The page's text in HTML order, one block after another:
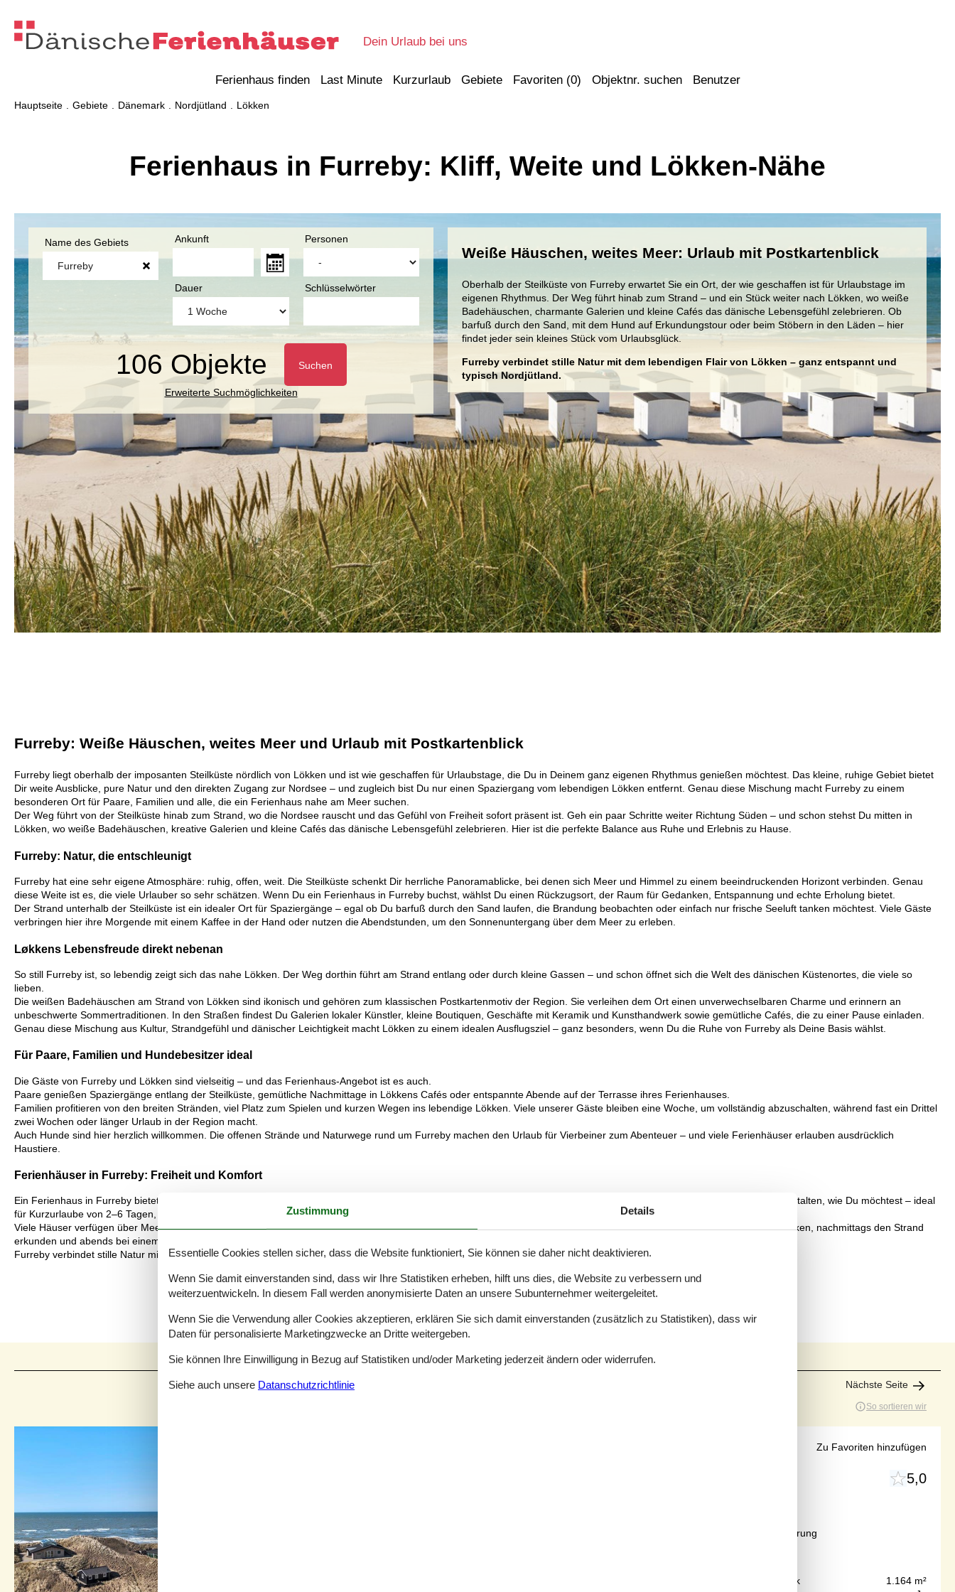
Dein Urlaub bei uns
Ferienhaus finden Last Minute Kurzurlaub Gebiete Favoriten (0) Objektnr. suchen Benutzer
Hauptseite Gebiete Dänemark Nordjütland Lökken
Ferienhaus in Furreby: Kliff, Weite und Lökken-Nähe
Weiße Häuschen, weites Meer: Urlaub mit Postkartenblick
Oberhalb der Steilküste von Furreby erwartet Sie ein Ort, der wie geschaffen ist für Urlaubstage im
eigenen Rhythmus. Der Weg führt hinab zum Strand – und ein Stück weiter nach Lökken, wo weiße
Badehäuschen, charmante Galerien und kleine Cafés das dänische Lebensgefühl zelebrieren. Ob
barfuß durch den Sand, mit dem Hund auf Erkundungstour oder beim Stöbern in den Läden – hier
findet jeder sein kleines Stück vom Urlaubsglück.
Furreby verbindet stille Natur mit dem lebendigen Flair von Lökken – ganz entspannt und
typisch Nordjütland.
Name des Gebiets Ankunft
Dauer
Personen
Schlüsselwörter
106 Objekte Suchen
Erweiterte Suchmöglichkeiten
Furreby: Weiße Häuschen, weites Meer und Urlaub mit Postkartenblick
Furreby liegt oberhalb der imposanten Steilküste nördlich von Lökken und ist wie geschaffen für Urlaubstage, die Du in Deinem ganz eigenen Rhythmus genießen möchtest. Das kleine, ruhige Gebiet bietet
Dir weite Ausblicke, pure Natur und den direkten Zugang zur Nordsee – und zugleich bist Du nur einen Spaziergang vom lebendigen Lökken entfernt. Genau diese Mischung macht Furreby zu einem
besonderen Ort für Paare, Familien und alle, die ein Ferienhaus nahe am Meer suchen.
Der Weg führt von der Steilküste hinab zum Strand, wo die Nordsee rauscht und das Gefühl von Freiheit sofort präsent ist. Geh ein paar Schritte weiter Richtung Süden – und schon stehst Du mitten in
Lökken, wo weiße Badehäuschen, kreative Galerien und kleine Cafés das dänische Lebensgefühl zelebrieren. Hier ist die perfekte Balance aus Ruhe und Erlebnis zu Hause.
Furreby: Natur, die entschleunigt
Furreby hat eine sehr eigene Atmosphäre: ruhig, offen, weit. Die Steilküste schenkt Dir herrliche Panoramablicke, bei denen sich Meer und Himmel zu einem beeindruckenden Horizont verbinden. Genau
diese Weite ist es, die viele Urlauber so sehr schätzen. Wenn Du ein Ferienhaus in Furreby buchst, wählst Du einen Rückzugsort, der Raum für Gedanken, Entspannung und echte Erholung bietet.
Der Strand unterhalb der Steilküste ist ein idealer Ort für Spaziergänge – egal ob Du barfuß durch den Sand laufen, die Brandung beobachten oder einfach nur frische Seeluft tanken möchtest. Viele Gäste
verbringen hier ihre Morgende mit einem Kaffee in der Hand oder nutzen die Abendstunden, um den Sonnenuntergang über dem Meer zu erleben.
Løkkens Lebensfreude direkt nebenan
So still Furreby ist, so lebendig zeigt sich das nahe Lökken. Der Weg dorthin führt am Strand entlang oder durch kleine Gassen – und schon öffnet sich die Welt des dänischen Küstenortes, die viele so
lieben.
Die weißen Badehäuschen am Strand von Lökken sind ikonisch und gehören zum klassischen Postkartenmotiv der Region. Sie verleihen dem Ort einen unverwechselbaren Charme und erinnern an
unbeschwerte Sommertraditionen. In den Straßen findest Du Galerien lokaler Künstler, kleine Boutiquen, Geschäfte mit Keramik und Kunsthandwerk sowie gemütliche Cafés, die zu einer Pause einladen.
Genau diese Mischung aus Kultur, Strandgefühl und dänischer Leichtigkeit macht Lökken zu einem idealen Ausflugsziel – ganz besonders, wenn Du die Ruhe von Furreby als Deine Basis wählst.
Für Paare, Familien und Hundebesitzer ideal
Die Gäste von Furreby und Lökken sind vielseitig – und das Ferienhaus-Angebot ist es auch.
Paare genießen Spaziergänge entlang der Steilküste, gemütliche Nachmittage in Lökkens Cafés oder entspannte Abende auf der Terrasse ihres Ferienhauses.
Familien profitieren von den breiten Stränden, viel Platz zum Spielen und kurzen Wegen ins lebendige Lökken. Viele unserer Gäste bleiben eine Woche, um vollständig abzuschalten, während fast ein Drittel
zwei Wochen oder länger Urlaub in der Region macht.
Auch Hunde sind hier herzlich willkommen. Die offenen Strände und Naturwege rund um Furreby machen den Urlaub für Vierbeiner zum Abenteuer – und viele Ferienhäuser erlauben ausdrücklich
Haustiere.
Ferienhäuser in Furreby: Freiheit und Komfort
Ein Ferienhaus in Furreby bietet Dir den perfekten Mix aus Ruhe, Komfort und Nähe zu den Highlights der Region. Du hast viel Platz, Privatsphäre und kannst Deinen Tag gestalten, wie Du möchtest – ideal
für Kurzurlaube von 2–6 Tagen, aber genauso für Aufenthalte von ein oder zwei Wochen.
Viele Häuser verfügen über Meerblick, Terrassen in den Dünen oder gemütliche Wohnbereiche, die zum Entspannen einladen. Hier kannst Du morgens in aller Ruhe frühstücken, nachmittags den Strand
erkunden und abends bei einem Glas Wein die Stille des Nordjütlands genießen.
Furreby verbindet stille Natur mit dem lebendigen Flair von Lökken – ganz entspannt und typisch Nordjütland.
Sortieren nach:
Nächste Seite
So sortieren wir
5,0
Inkl. Endreinigung und Versicherung
Grundstück
1.164 m²
Zu Favoriten hinzufügen
Zustimmung Details
Essentielle Cookies stellen sicher, dass die Website funktioniert, Sie können sie daher nicht deaktivieren.
Wenn Sie damit einverstanden sind, dass wir Ihre Statistiken erheben, hilft uns dies, die Website zu verbessern und
weiterzuentwickeln. In diesem Fall werden anonymisierte Daten an unsere Subunternehmer weitergeleitet.
Wenn Sie die Verwendung aller Cookies akzeptieren, erklären Sie sich damit einverstanden (zusätzlich zu Statistiken), dass wir
Daten für personalisierte Marketingzwecke an Dritte weitergeben.
Sie können Ihre Einwilligung in Bezug auf Statistiken und/oder Marketing jederzeit ändern oder widerrufen.
Siehe auch unsere Datanschutzrichtlinie